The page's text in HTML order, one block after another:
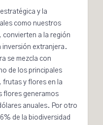
y la
como nuestros
convierten a la región
inversión extranjera.
se mezcla con
de los principales
y flores en la
flores generamos
anuales. Por otro
6% de la biodiversidad